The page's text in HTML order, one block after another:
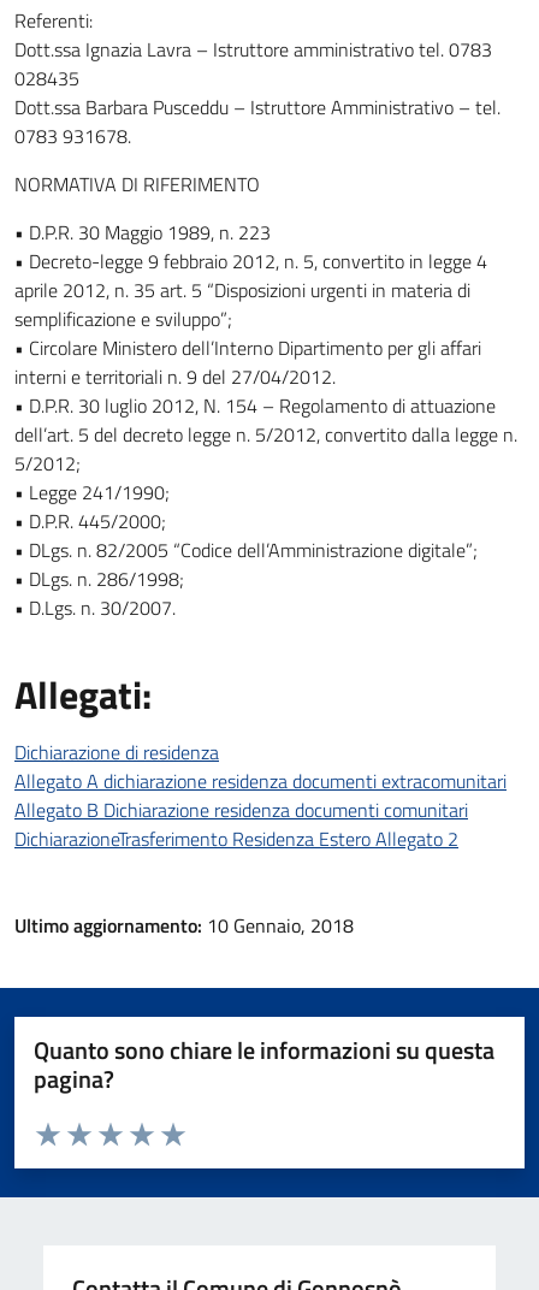
Referenti:
Dott.ssa Ignazia Lavra – Istruttore amministrativo tel. 0783
028435
Dott.ssa Barbara Pusceddu – Istruttore Amministrativo – tel.
0783 931678.
NORMATIVA DI RIFERIMENTO
• D.P.R. 30 Maggio 1989, n. 223
• Decreto-legge 9 febbraio 2012, n. 5, convertito in legge 4
aprile 2012, n. 35 art. 5 “Disposizioni urgenti in materia di
semplificazione e sviluppo”;
• Circolare Ministero dell’Interno Dipartimento per gli affari
interni e territoriali n. 9 del 27/04/2012.
• D.P.R. 30 luglio 2012, N. 154 – Regolamento di attuazione
dell’art. 5 del decreto legge n. 5/2012, convertito dalla legge n.
5/2012;
• Legge 241/1990;
• D.P.R. 445/2000;
• DLgs. n. 82/2005 “Codice dell’Amministrazione digitale”;
• DLgs. n. 286/1998;
• D.Lgs. n. 30/2007.
Allegati:
Dichiarazione di residenza
Allegato A dichiarazione residenza documenti extracomunitari
Allegato B Dichiarazione residenza documenti comunitari
DichiarazioneTrasferimento Residenza Estero Allegato 2
Ultimo aggiornamento: 10 Gennaio, 2018
Quanto sono chiare le informazioni su questa
pagina?
Valuta da 1 a 5 stelle la pagina
Valuta 5 stelle su 5
Valuta 4 stelle su 5
Valuta 3 stelle su 5
Valuta 2 stelle su 5
Valuta 1 stelle su 5